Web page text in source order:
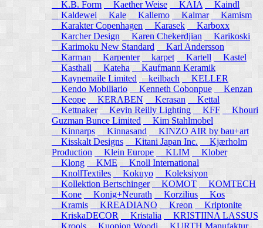
K.B. Form
Kaether Weise KAIA
Kaindl
Kaldewei
Kale Kallemo Kalmar
Kamism
Karakter Copenhagen
Karasek
Karboxx
Karcher Design
Karen Chekerdjian
Karikoski
Karimoku New Standard
Karl Andersson
Karman
Karpenter karpet Kartell
Kastel
Kasthall
Kateha
Kaufmann Keramik
Kaynemaile Limited keilbach
KELLER
Kendo Mobiliario
Kenneth Cobonpue
Kenzan
Keope
KERABEN Kerasan
Kettal
Kettnaker Kevin Reilly Lighting KFF
Khouri
Guzman Bunce Limited
Kim Stahlmobel
Kinnarps
Kinnasand
KINZO AIR by bau+art
Kisskalt Designs
Kitani Japan Inc.
Kjærholm
Production
Klein Europe KLIM
Klober
Klong
KME
Knoll International
KnollTextiles
Kokuyo
Koleksiyon
Kollektion Bertschinger KOMOT
KOMTECH
Kone
Konig+Neurath Korzilius
Kos
Kramis
KREADIANO Kreon
Kriptonite
KriskaDECOR
Kristalia
KRISTIINA LASSUS